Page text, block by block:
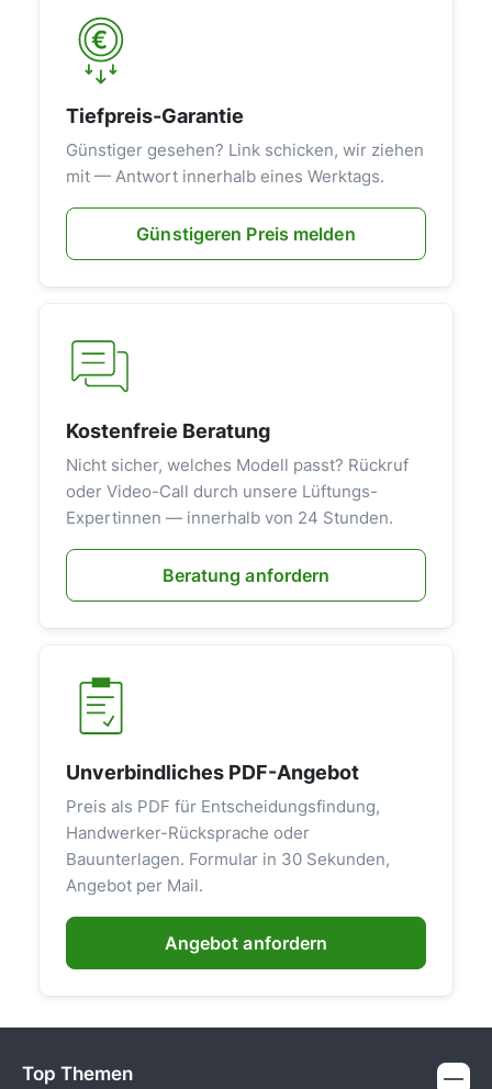
Tiefpreis-Garantie
Günstiger gesehen? Link schicken, wir ziehen
mit — Antwort innerhalb eines Werktags.
Günstigeren Preis melden
Kostenfreie Beratung
Nicht sicher, welches Modell passt? Rückruf
oder Video-Call durch unsere Lüftungs-
Expertinnen — innerhalb von 24 Stunden.
Beratung anfordern
Unverbindliches PDF-Angebot
Preis als PDF für Entscheidungsfindung,
Handwerker-Rücksprache oder
Bauunterlagen. Formular in 30 Sekunden,
Angebot per Mail.
Angebot anfordern
Top Themen